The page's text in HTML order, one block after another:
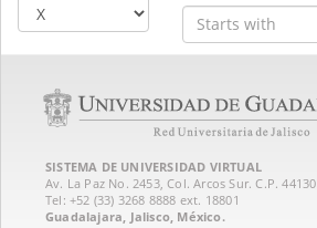
SISTEMA DE UNIVERSIDAD VIRTUAL
Av. La Paz No. 2453, Col. Arcos Sur. C.P. 44130
Tel: +52 (33) 3268 8888‏ ext. 18801
Guadalajara, Jalisco, México.